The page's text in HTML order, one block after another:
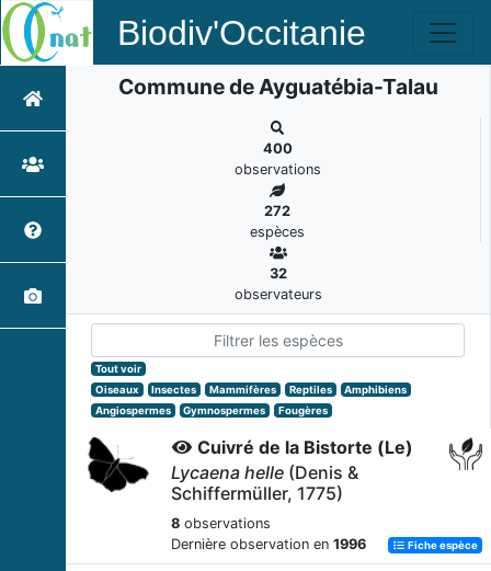
Biodiv'Occitanie
Commune de Ayguatébia-Talau
400
observations
272
espèces
32
observateurs
Tout voir
Oiseaux
Insectes Mammifères Reptiles
Amphibiens
Angiospermes
Gymnospermes Fougères
Cuivré de la Bistorte (Le)
Lycaena helle (Denis &
Schiffermüller, 1775)
8 observations
Dernière observation en 1996 Fiche espèce